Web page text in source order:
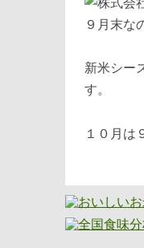
９月末な
新米シー
す。
１０月